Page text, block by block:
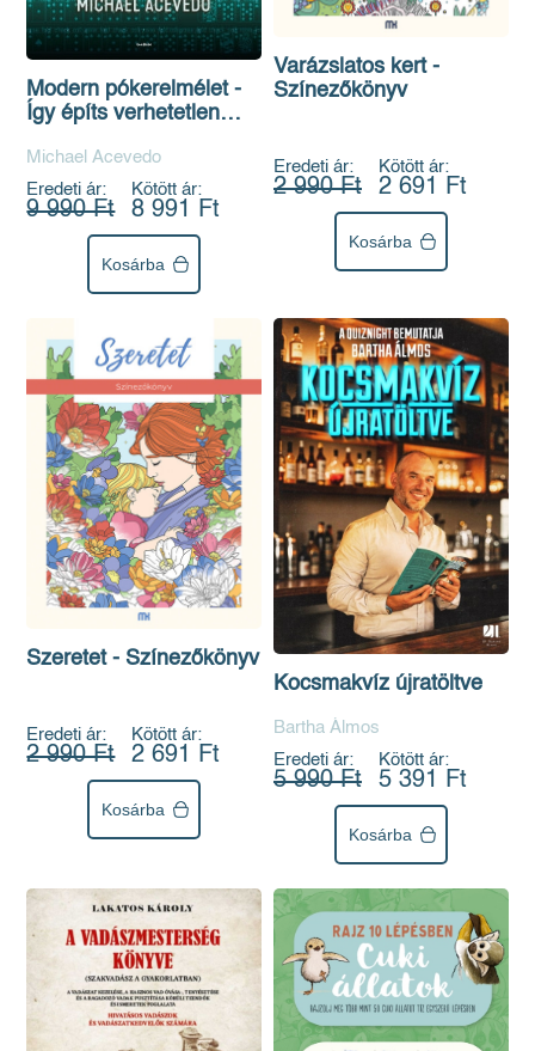
Modern pókerelmélet -
Így építs verhetetlen
segítségével
Michael Acevedo
Eredeti ár:
9 990 Ft
Kötött ár:
8 991 Ft
Kosárba
Varázslatos kert -
Színezőkönyv
Eredeti ár:
2 990 Ft
Kötött ár:
2 691 Ft
Kosárba
Szeretet - Színezőkönyv
Eredeti ár:
2 990 Ft
Kötött ár:
2 691 Ft
Kosárba
Kocsmakvíz újratöltve
Bartha Álmos
Eredeti ár:
5 990 Ft
Kötött ár:
5 391 Ft
Kosárba